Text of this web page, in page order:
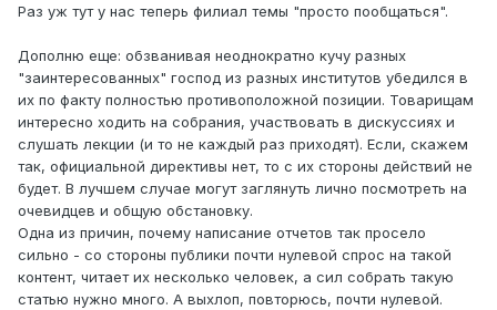
Раз уж тут у нас теперь филиал темы "просто пообщаться".
Дополню еще: обзванивая неоднократно кучу разных
"заинтересованных" господ из разных институтов убедился в
их по факту полностью противоположной позиции. Товарищам
интересно ходить на собрания, участвовать в дискуссиях и
слушать лекции (и то не каждый раз приходят). Если, скажем
так, официальной директивы нет, то с их стороны действий не
будет. В лучшем случае могут заглянуть лично посмотреть на
очевидцев и общую обстановку.
Одна из причин, почему написание отчетов так просело
сильно - со стороны публики почти нулевой спрос на такой
контент, читает их несколько человек, а сил собрать такую
статью нужно много. А выхлоп, повторюсь, почти нулевой.